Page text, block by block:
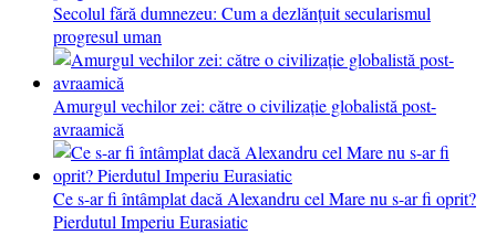
Secolul fără dumnezeu: Cum a dezlănțuit secularismul
progresul uman
Amurgul vechilor zei: către o civilizație globalistă post-
avraamică
Ce s-ar fi întâmplat dacă Alexandru cel Mare nu s-ar fi oprit?
Pierdutul Imperiu Eurasiatic